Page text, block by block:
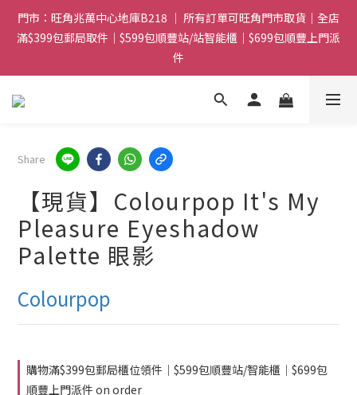
門市：旺角兆萬中心地庫B218 ｜ 所有訂單可旺角門市取貨｜全店
滿$399包郵局取件｜$599包順豐站/站智能櫃｜$699包順豐上門派
件
門市：旺角兆萬中心地庫B218 ｜ 所有訂單可旺角門市取貨｜全店
滿$399包郵局取件｜$599包順豐站/站智能櫃｜$699包順豐上門派
件
滿贈優惠🎁 滿$788送Gucci香水Sample｜ 滿$1088送Clarins 煥
門市：旺角兆萬中心地庫B218 ｜ 所有訂單可旺角門市取貨｜全店
滿$399包郵局取件｜$599包順豐站/站智能櫃｜$699包順豐上門派
件
Share
【現貨】Colourpop It's My
Pleasure Eyeshadow
Palette 眼影
Colourpop
購物滿$399包郵局櫃位領件｜$599包順豐站/智能櫃｜$699包
順豐上門派件 on order